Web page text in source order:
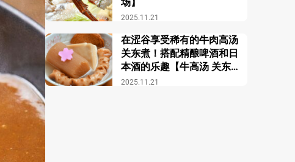
2025.11.21
2025.11.21
在涩谷享受稀有的牛肉高汤
关东煮！搭配精酿啤酒和日
本酒的乐趣【牛高汤 关东煮
酒馆 COZAKURA】